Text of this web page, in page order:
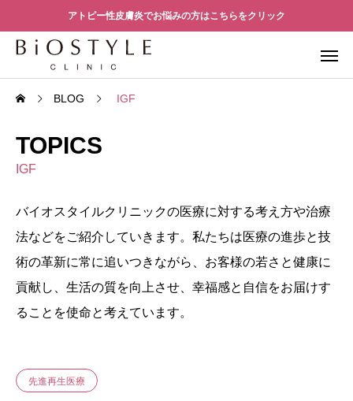
アトピー性皮膚炎でお悩みの方はこちらをクリック
BLOG IGF
TOPICS
IGF
バイオスタイルクリニックの医療に対する考え方や治療
法などをご紹介していきます。私たちは医療の進歩と技
術の革新に常に追いつきながら、お客様の若さと健康に
貢献し、生活の質を向上させ、幸福感と自信をお届けす
ることを使命と考えています。
先進再生医療